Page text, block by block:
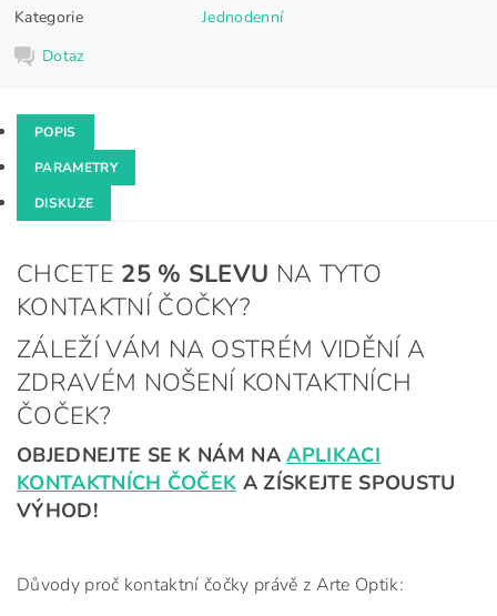
Kategorie
Jednodenní
Dotaz
POPIS
PARAMETRY
DISKUZE
CHCETE 25 % SLEVU NA TYTO
KONTAKTNÍ ČOČKY?
ZÁLEŽÍ VÁM NA OSTRÉM VIDĚNÍ A
ZDRAVÉM NOŠENÍ KONTAKTNÍCH
ČOČEK?
OBJEDNEJTE SE K NÁM NAAPLIKACI
KONTAKTNÍCH ČOČEK A ZÍSKEJTE SPOUSTU
VÝHOD!
Důvody proč kontaktní čočky právě z Arte Optik: